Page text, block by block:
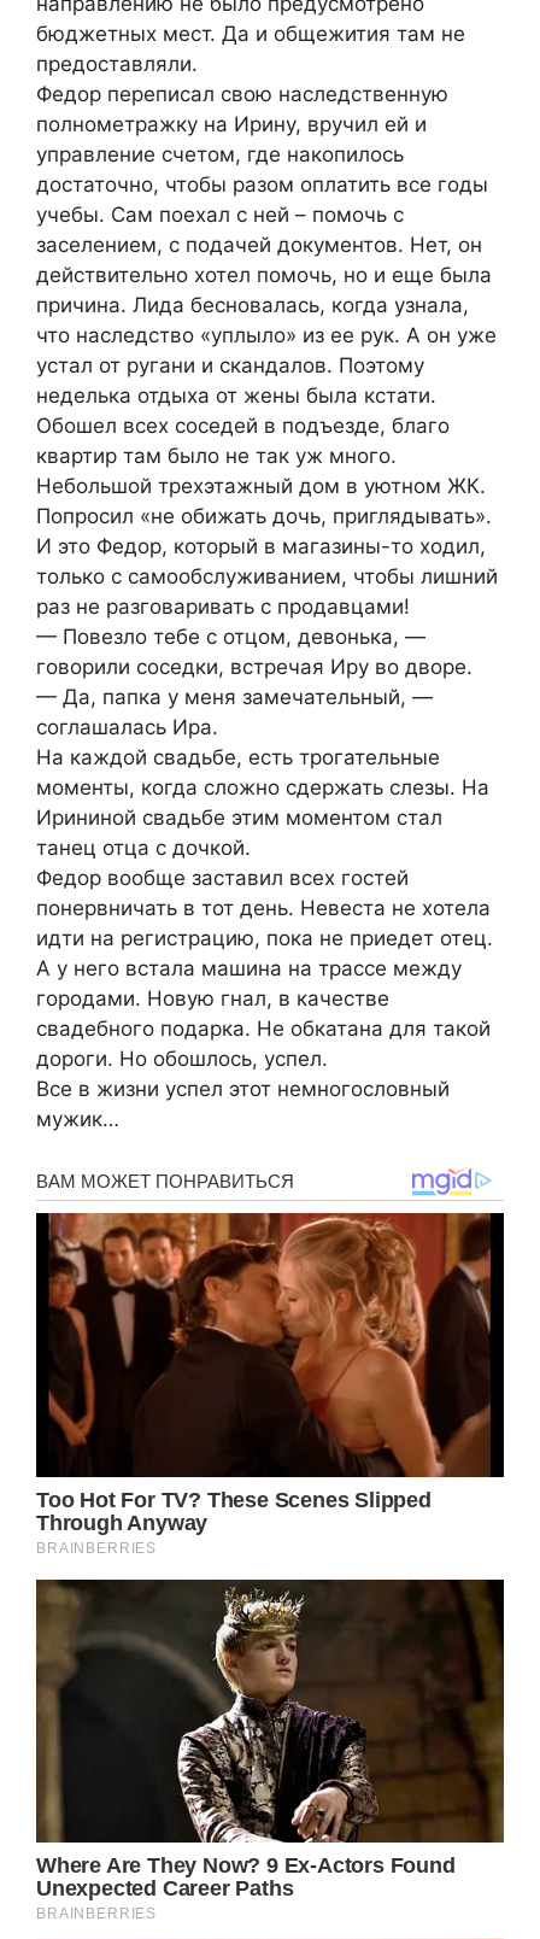
бюджетных мест. Да и общежития там не
предоставляли.
Федор переписал свою наследственную
полнометражку на Ирину, вручил ей и
управление счетом, где накопилось
достаточно, чтобы разом оплатить все годы
учебы. Сам поехал с ней – помочь с
заселением, с подачей документов. Нет, он
действительно хотел помочь, но и еще была
причина. Лида бесновалась, когда узнала,
что наследство «уплыло» из ее рук. А он уже
устал от ругани и скандалов. Поэтому
неделька отдыха от жены была кстати.
Обошел всех соседей в подъезде, благо
квартир там было не так уж много.
Небольшой трехэтажный дом в уютном ЖК.
Попросил «не обижать дочь, приглядывать».
И это Федор, который в магазины-то ходил,
только с самообслуживанием, чтобы лишний
раз не разговаривать с продавцами!
— Повезло тебе с отцом, девонька, —
говорили соседки, встречая Иру во дворе.
— Да, папка у меня замечательный, —
соглашалась Ира.
На каждой свадьбе, есть трогательные
моменты, когда сложно сдержать слезы. На
Ирининой свадьбе этим моментом стал
танец отца с дочкой.
Федор вообще заставил всех гостей
понервничать в тот день. Невеста не хотела
идти на регистрацию, пока не приедет отец.
А у него встала машина на трассе между
городами. Новую гнал, в качестве
свадебного подарка. Не обкатана для такой
дороги. Но обошлось, успел.
Все в жизни успел этот немногословный
мужик…